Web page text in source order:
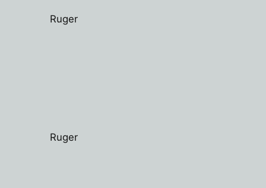
Ruger
Ruger